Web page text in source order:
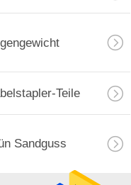
Teile
Sandguss